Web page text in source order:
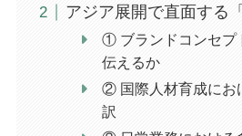
アジア展開で直面する
① ブランドコンセプ
伝えるか
② 国際人材育成にお
訳